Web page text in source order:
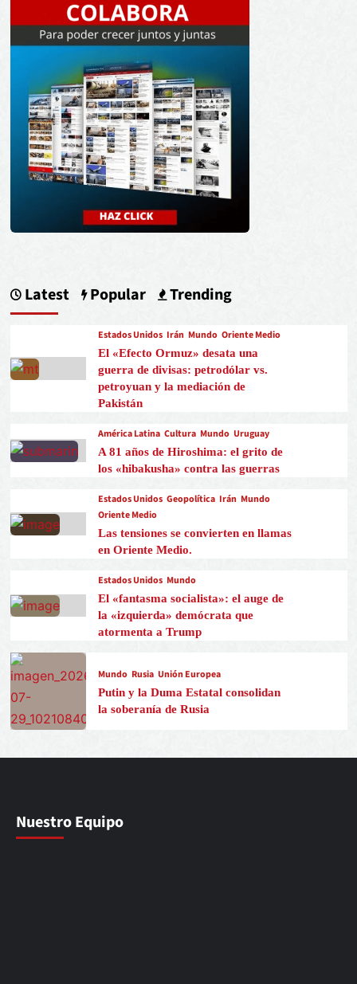
Latest Popular Trending
Estados Unidos Irán Mundo Oriente Medio
El «Efecto Ormuz» desata una
guerra de divisas: petrodólar vs.
petroyuan y la mediación de
Pakistán
América Latina Cultura Mundo Uruguay
A 81 años de Hiroshima: el grito de
los «hibakusha» contra las guerras
Estados Unidos Geopolítica Irán Mundo
Oriente Medio
Las tensiones se convierten en llamas
en Oriente Medio.
Estados Unidos Mundo
El «fantasma socialista»: el auge de
la «izquierda» demócrata que
atormenta a Trump
Mundo Rusia Unión Europea
Putin y la Duma Estatal consolidan
la soberanía de Rusia
Nuestro Equipo